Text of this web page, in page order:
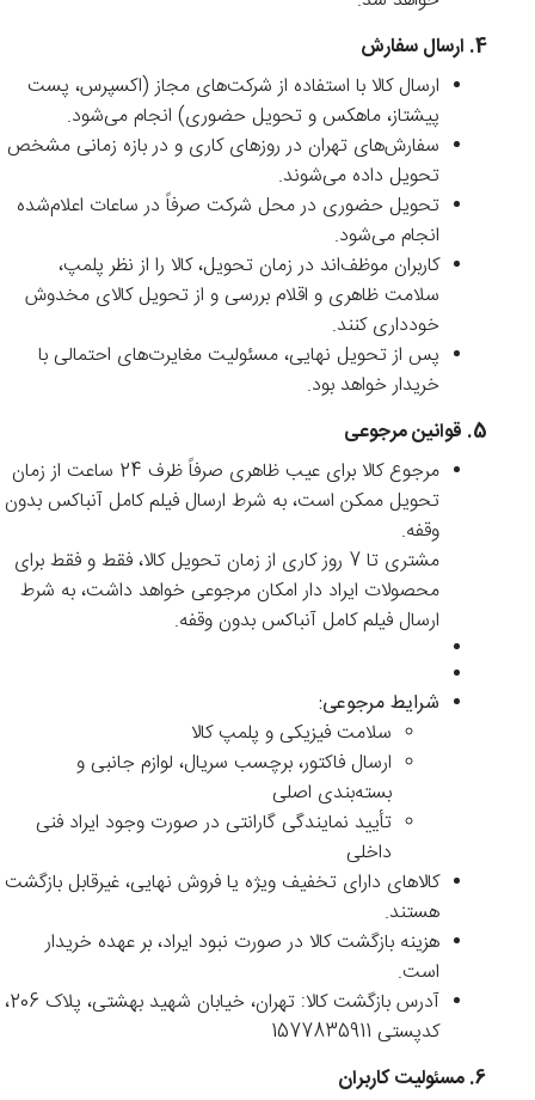
4. ارسال سفارش
ارسال کالا با استفاده از شرکت‌های مجاز (اکسپرس، پست
پیشتاز، ماهکس و تحویل حضوری) انجام می‌شود.
سفارش‌های تهران در روزهای کاری و در بازه زمانی مشخص
تحویل داده می‌شوند.
تحویل حضوری در محل شرکت صرفاً در ساعات اعلام‌شده
انجام می‌شود.
کاربران موظف‌اند در زمان تحویل، کالا را از نظر پلمپ،
سلامت ظاهری و اقلام بررسی و از تحویل کالای مخدوش
خودداری کنند.
پس از تحویل نهایی، مسئولیت مغایرت‌های احتمالی با
خریدار خواهد بود.
5. قوانین مرجوعی
مرجوع کالا برای عیب ظاهری صرفاً ظرف 24 ساعت از زمان
تحویل ممکن است، به شرط ارسال فیلم کامل آنباکس بدون
وقفه.
مشتری تا 7 روز کاری از زمان تحویل کالا، فقط و فقط برای
محصولات ایراد دار امکان مرجوعی خواهد داشت، به شرط
ارسال فیلم کامل آنباکس بدون وقفه.
شرایط مرجوعی:
سلامت فیزیکی و پلمپ کالا
ارسال فاکتور، برچسب سریال، لوازم جانبی و
بسته‌بندی اصلی
تأیید نمایندگی گارانتی در صورت وجود ایراد فنی
داخلی
کالاهای دارای تخفیف ویژه یا فروش نهایی، غیرقابل بازگشت
هستند.
هزینه بازگشت کالا در صورت نبود ایراد، بر عهده خریدار
است.
آدرس بازگشت کالا: تهران، خیابان شهید بهشتی، پلاک 206،
کدپستی 1577835911
6. مسئولیت کاربران